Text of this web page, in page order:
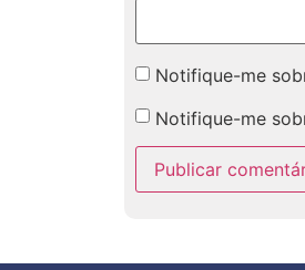
Notifique-me
Notifique-me